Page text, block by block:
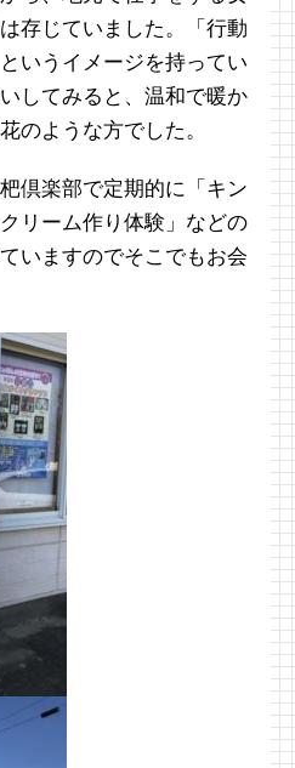
存じていました。「行動
いうイメージを持ってい
してみると、温和で暖か
のような方でした。
倶楽部で定期的に「キン
リーム作り体験」などの
いますのでそこでもお会